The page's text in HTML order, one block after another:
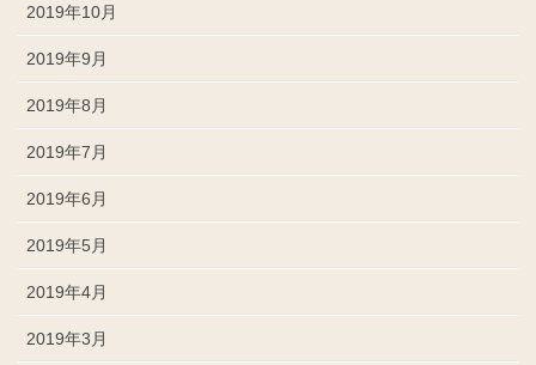
2019年10月
2019年9月
2019年8月
2019年7月
2019年6月
2019年5月
2019年4月
2019年3月